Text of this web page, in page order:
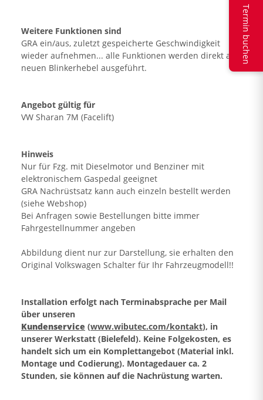
Weitere Funktionen sind
GRA ein/aus, zuletzt gespeicherte Geschwindigkeit
wieder aufnehmen... alle Funktionen werden direkt am
neuen Blinkerhebel ausgeführt.
Angebot gültig für
VW Sharan 7M (Facelift)
Hinweis
Nur für Fzg. mit Dieselmotor und Benziner mit
elektronischem Gaspedal geeignet
GRA Nachrüstsatz kann auch einzeln bestellt werden
(siehe Webshop)
Bei Anfragen sowie Bestellungen bitte immer
Fahrgestellnummer angeben
Abbildung dient nur zur Darstellung, sie erhalten den
Original Volkswagen Schalter für Ihr Fahrzeugmodell!!
Installation erfolgt nach Terminabsprache per Mail
über unseren
Kundenservice (www.wibutec.com/kontakt), in
unserer Werkstatt (Bielefeld). Keine Folgekosten, es
handelt sich um ein Komplettangebot (Material inkl.
Montage und Codierung). Montagedauer ca. 2
Stunden, sie können auf die Nachrüstung warten.
Termin buchen